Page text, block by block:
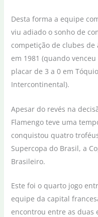
Desta forma a equipe
viu adiado o sonho de
competição de clubes
em 1981 (quando
placar de 3 a 0 em
Intercontinental).
Apesar do revés na
Flamengo teve uma
conquistou quatro
Supercopa do Brasil, a
Brasileiro.
Este foi o quarto jogo
equipe da capital
encontrou entre as duas